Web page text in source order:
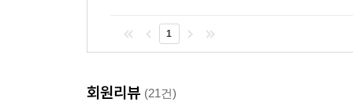
1
회원리뷰 (21건)